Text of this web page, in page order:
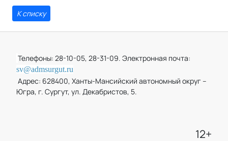
К списку
Телефоны: 28-10-05, 28-31-09. Электронная почта:
sv@admsurgut.ru
Адрес: 628400, Ханты-Мансийский автономный округ –
Югра, г. Сургут, ул. Декабристов, 5.
12+